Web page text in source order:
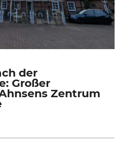
der
Großer
Zentrum